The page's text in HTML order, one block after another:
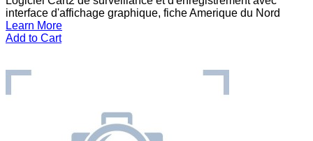
interface d'affichage graphique, fiche Amerique du Nord
Learn More
Add to Cart